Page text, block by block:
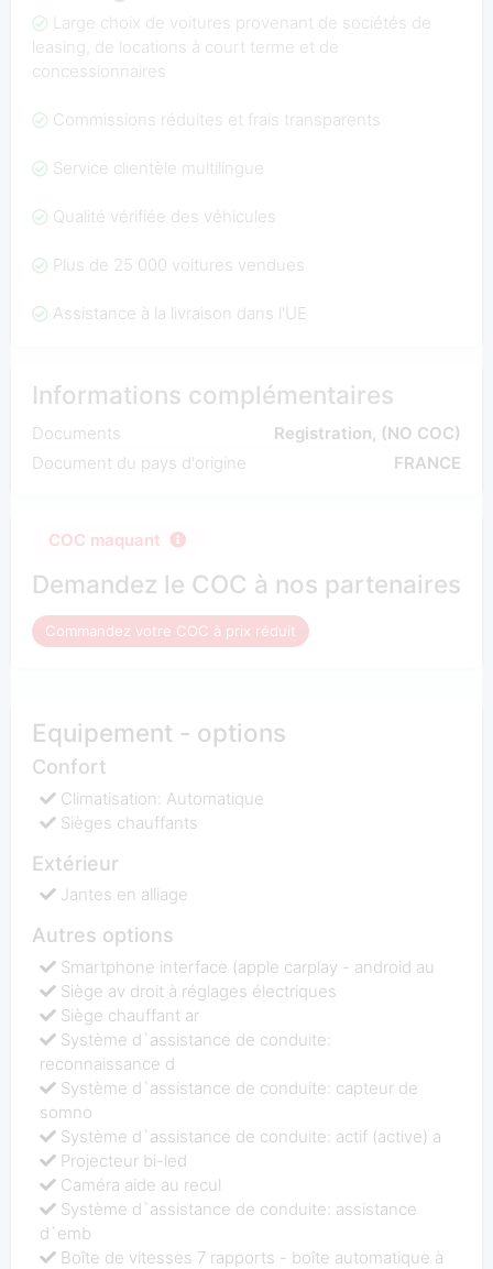
Large choix de voitures provenant de sociétés de
leasing, de locations à court terme et de
concessionnaires
Commissions réduites et frais transparents
Service clientèle multilingue
Qualité vérifiée des véhicules
Plus de 25 000 voitures vendues
Assistance à la livraison dans l'UE
Informations complémentaires
Documents
Registration, (NO COC)
Document du pays d'origine
FRANCE
COC maquant
Demandez le COC à nos partenaires
Commandez votre COC à prix réduit
Equipement - options
Confort
Climatisation: Automatique
Sièges chauffants
Extérieur
Jantes en alliage
Autres options
Smartphone interface (apple carplay - android au
Siège av droit à réglages électriques
Siège chauffant ar
Système d`assistance de conduite:
reconnaissance d
Système d`assistance de conduite: capteur de
somno
Système d`assistance de conduite: actif (active) a
Projecteur bi-led
Caméra aide au recul
Système d`assistance de conduite: assistance
d`emb
Boîte de vitesses 7 rapports - boîte automatique à